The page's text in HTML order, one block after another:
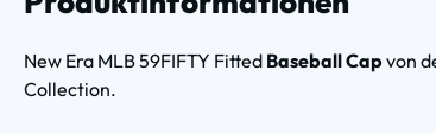
New Era MLB 59FIFTY Fitted Baseball Cap von
Collection.